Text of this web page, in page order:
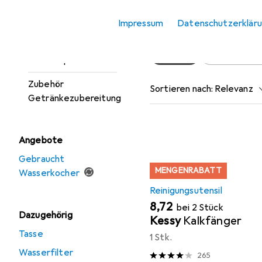
Impressum
Wassersprudler
Zubehör
Getränkezubereitung
Angebote
Gebraucht
Wasserkocher
Dazugehörig
Tasse
Wasserfilter
Sortieren nach: Relevanz
MENGENRABATT
Reinigungsutensil
EUR
8,72 bei 2 Stück
Kessy Kalkfänger
1 Stk.
265